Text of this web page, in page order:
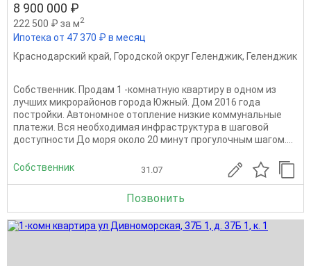
8 900 000 ₽
222 500 ₽ за м2
Ипотека от 47 370 ₽ в месяц
Краснодарский край, Городской округ Геленджик, Геленджик
Собственник. Продам 1 -комнатную квартиру в одном из
лучших микрорайонов города Южный. Дом 2016 года
постройки. Автономное отопление низкие коммунальные
платежи. Вся необходимая инфраструктура в шаговой
доступности До моря около 20 минут прогулочным шагом....
Собственник 31.07
Позвонить